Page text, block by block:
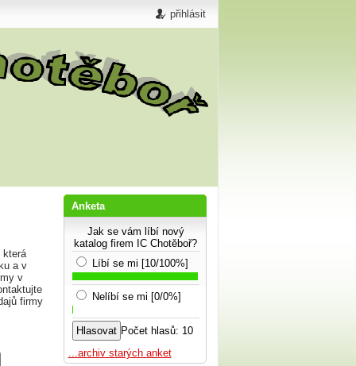
přihlásit
která
a v
v
firmy
Anketa
Jak se vám líbí nový
katalog firem IC Chotěboř?
Líbí se mi [10/100%]
Nelíbí se mi [0/0%]
Počet hlasů: 10
...archiv starých anket